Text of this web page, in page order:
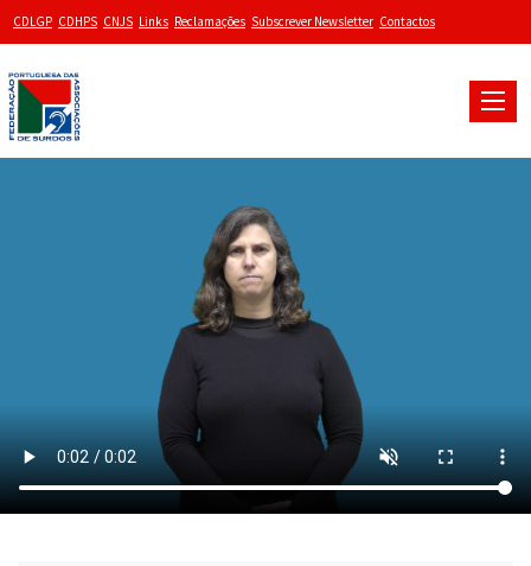
CDLGP CDHPS CNJS Links Reclamações Subscrever Newsletter Contactos
Toggle